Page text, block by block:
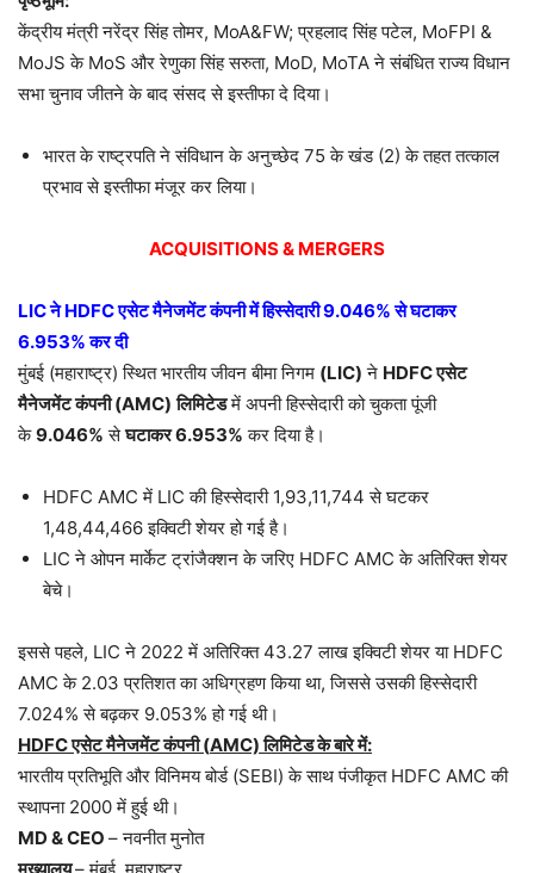
केंद्रीय मंत्री नरेंद्र सिंह तोमर, MoA&FW; प्रहलाद सिंह पटेल, MoFPI &
MoJS के MoS और रेणुका सिंह सरुता, MoD, MoTA ने संबंधित राज्य विधान
सभा चुनाव जीतने के बाद संसद से इस्तीफा दे दिया।
भारत के राष्ट्रपति ने संविधान के अनुच्छेद 75 के खंड (2) के तहत तत्काल
प्रभाव से इस्तीफा मंजूर कर लिया।
ACQUISITIONS & MERGERS
LICनेHDFCएसेट मैनेजमेंट कंपनी में हिस्सेदारी9.046%से घटाकर
6.953%कर दी
मुंबई (महाराष्ट्र) स्थित भारतीय जीवन बीमा निगम (LIC) ने HDFCएसेट
मैनेजमेंट कंपनी (AMC) लिमिटेडमें अपनी हिस्सेदारी को चुकता पूंजी
के9.046% सेघटाकर6.953% कर दिया है।
HDFC AMC में LIC की हिस्सेदारी 1,93,11,744 से घटकर
1,48,44,466 इक्विटी शेयर हो गई है।
LIC ने ओपन मार्केट ट्रांजैक्शन के जरिए HDFC AMC के अतिरिक्त शेयर
बेचे।
इससे पहले, LIC ने 2022 में अतिरिक्त 43.27 लाख इक्विटी शेयर या HDFC
AMC के 2.03 प्रतिशत का अधिग्रहण किया था, जिससे उसकी हिस्सेदारी
7.024% से बढ़कर 9.053% हो गई थी।
HDFCएसेट मैनेजमेंट कंपनी (AMC)लिमिटेड के बारे में:
भारतीय प्रतिभूति और विनिमय बोर्ड (SEBI) के साथ पंजीकृत HDFC AMC की
स्थापना 2000 में हुई थी।
MD & CEO – नवनीत मुनोत